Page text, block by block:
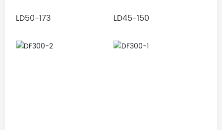
LD50-173 LD45-150